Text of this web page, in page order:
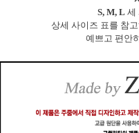
S, M, L 세
상세 사이즈 표를 참
예쁘고 편안